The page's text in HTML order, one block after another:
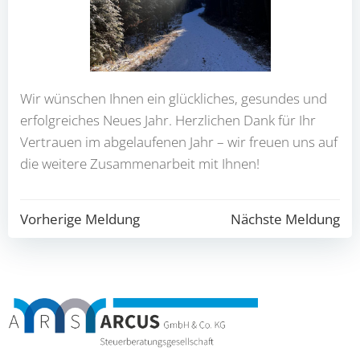
Wir wün­schen Ihnen ein glück­li­ches, gesun­des und
erfolg­rei­ches Neu­es Jahr. Herz­li­chen Dank für Ihr
Ver­trau­en im abge­lau­fe­nen Jahr – wir freu­en uns auf
die wei­te­re Zusam­men­ar­beit mit Ihnen!
Beitragsnavigation
Vorherige Meldung Nächste Meldung